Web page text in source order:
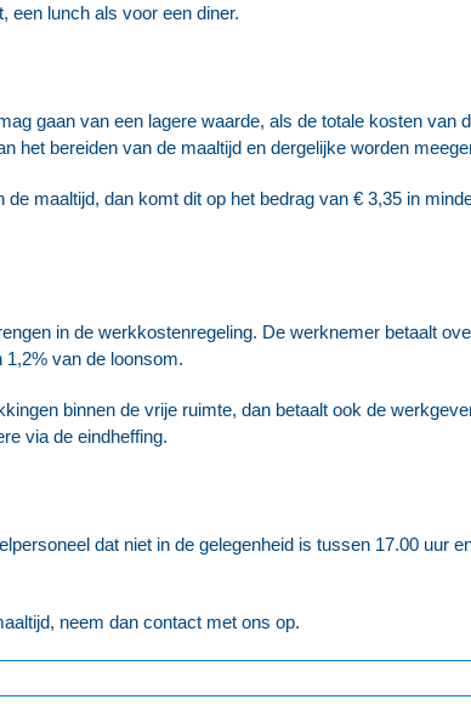
een lunch als voor een diner.
gaan van een lagere waarde, als de totale kosten van
het bereiden van de maaltijd en dergelijke worden
maaltijd, dan komt dit op het bedrag van € 3,35 in
in de werkkostenregeling. De werknemer betaalt
van de loonsom.
binnen de vrije ruimte, dan betaalt ook de
via de eindheffing.
dat niet in de gelegenheid is tussen 17.00 uur
neem dan contact met ons op.